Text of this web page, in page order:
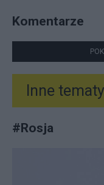
Komentarze
Inne
#Rosja